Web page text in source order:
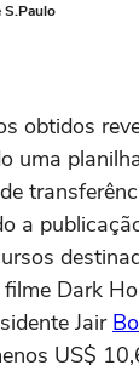
S.Paulo
obtidos
uma
a
Dark
Jair
US$